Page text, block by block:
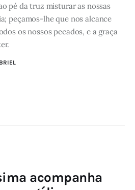
pé da truz misturar as nossas
peçamos-lhe que nos alcance
os nossos pecados, e a graça
acompanha